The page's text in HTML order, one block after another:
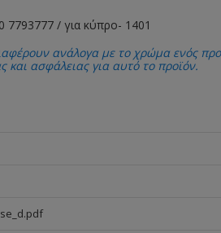
7793777 / για κύπρο- 1401
ανάλογα με το χρώμα ενός
και ασφάλειας για αυτό το προϊόν.